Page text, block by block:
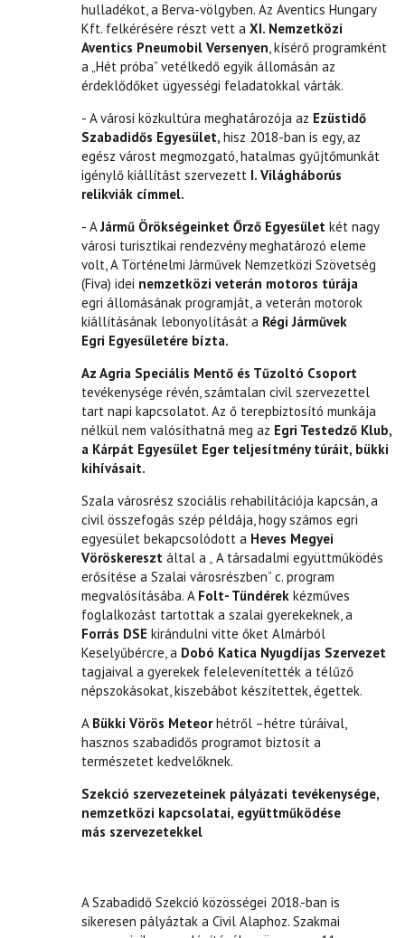
hulladékot, a Berva-völgyben. Az Aventics Hungary
Kft. felkérésére részt vett a XI. Nemzetközi
Aventics Pneumobil Versenyen, kísérő programként
a „Hét próba” vetélkedő egyik állomásán az
érdeklődőket ügyességi feladatokkal várták.
- A városi közkultúra meghatározója az Ezüstidő
Szabadidős Egyesület, hisz 2018-ban is egy, az
egész várost megmozgató, hatalmas gyűjtőmunkát
igénylő kiállítást szervezett I. Világháborús
relikviák címmel.
- AJármű Örökségeinket Őrző Egyesület két nagy
városi turisztikai rendezvény meghatározó eleme
volt, A Történelmi Járművek Nemzetközi Szövetség
(Fiva) idei nemzetközi veterán motoros túrája
egri állomásának programját, a veterán motorok
kiállításának lebonyolítását a Régi Járművek
Egri Egyesületére bízta.
Az Agria Speciális Mentő és Tűzoltó Csoport
tevékenysége révén, számtalan civil szervezettel
tart napi kapcsolatot. Az ő terepbiztosító munkája
nélkül nem valósíthatná meg az Egri Testedző Klub,
a Kárpát Egyesület Eger teljesítmény túráit, bükki
kihívásait.
Szala városrész szociális rehabilitációja kapcsán, a
civil összefogás szép példája, hogy számos egri
egyesület bekapcsolódott a Heves Megyei
Vöröskereszt által a „ A társadalmi együttműködés
erősítése a Szalai városrészben” c. program
megvalósításába. A Folt- Tündérek kézműves
foglalkozást tartottak a szalai gyerekeknek, a
Forrás DSE kirándulni vitte őket Almárból
Keselyűbércre, a Dobó Katica Nyugdíjas Szervezet
tagjaival a gyerekek felelevenítették a télűző
népszokásokat, kiszebábot készítettek, égettek.
A Bükki Vörös Meteorhétről –hétre túráival,
hasznos szabadidős programot biztosít a
természetet kedvelőknek.
Szekció szervezeteinek pályázati tevékenysége,
nemzetközi kapcsolatai, együttműködése
más szervezetekkel
A Szabadidő Szekció közösségei 2018.-ban is
sikeresen pályáztak a Civil Alaphoz. Szakmai